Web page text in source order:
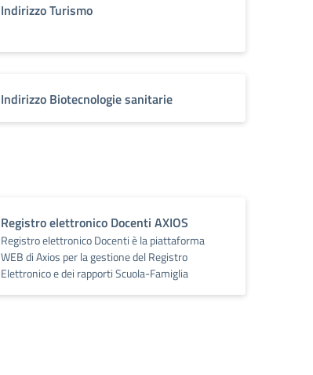
Indirizzo Turismo
Indirizzo Biotecnologie sanitarie
Registro elettronico Docenti AXIOS
Registro elettronico Docenti è la piattaforma
WEB di Axios per la gestione del Registro
Elettronico e dei rapporti Scuola-Famiglia